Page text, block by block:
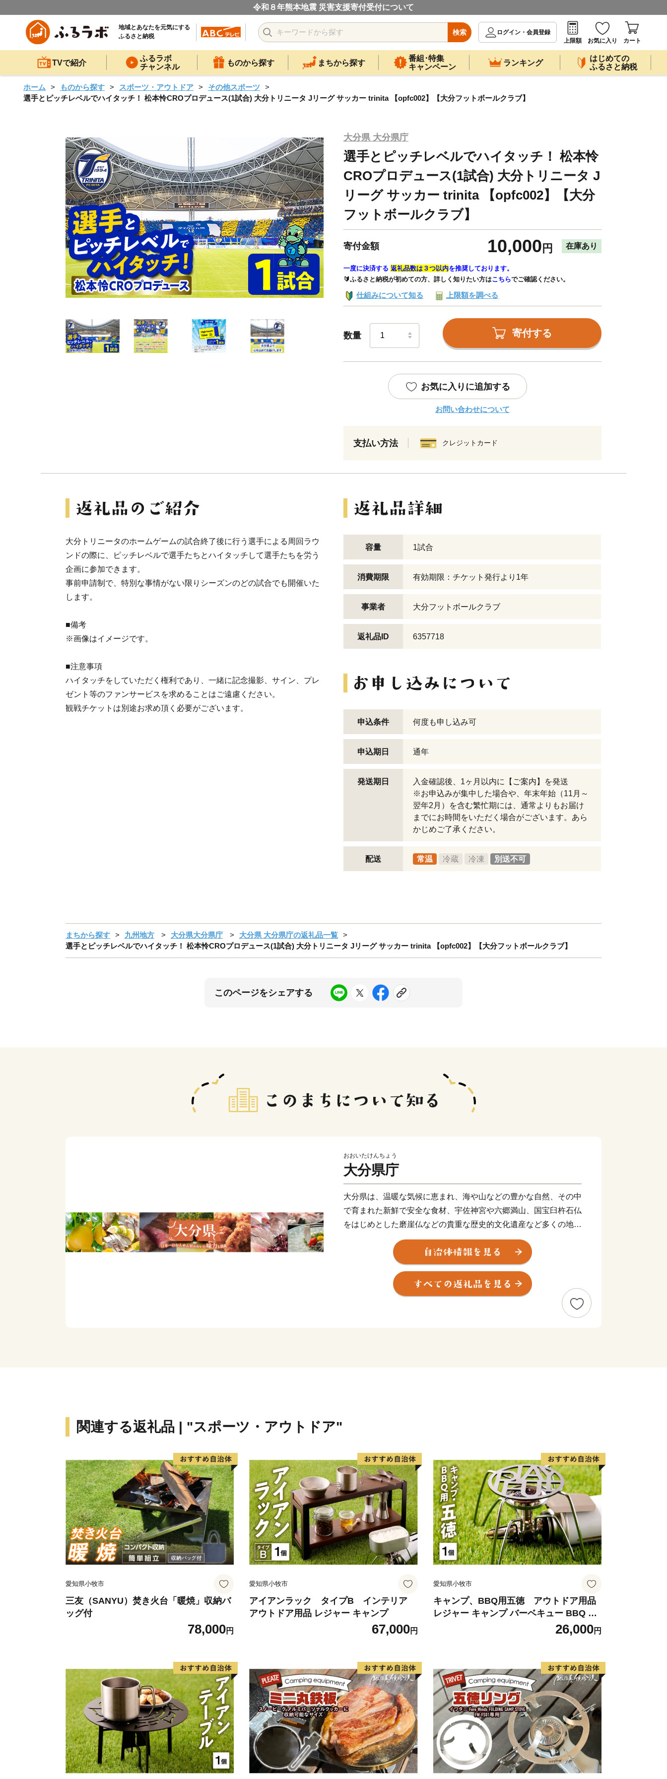
令和８年熊本地震 災害支援寄付受付について
地域とあなたを元気にする
ふるさと納税
検索
ログイン・会員登録
上限額
お気に入り カート
TVで紹介
ふるラボ
チャンネル
ものから探す まちから探す
番組･特集
キャンペーン
ランキング
はじめての
ふるさと納税
ホーム ものから探す スポーツ・アウトドア
その他スポーツ
選手とピッチレベルでハイタッチ！ 松本怜CROプロデュース(1試合) 大分トリニータ Jリーグ サッカー trinita 【opfc002】【大分フットボールクラブ】
大分県 大分県庁
選手とピッチレベルでハイタッチ！ 松本怜
CROプロデュース(1試合) 大分トリニータ J
リーグ サッカー trinita 【opfc002】【大分
フットボールクラブ】
寄付金額 10,000 円 在庫あり
一度に決済する 返礼品数は３つ以内を推奨しております。
🔰ふるさと納税が初めての方、詳しく知りたい方はこちらでご確認ください。
仕組みについて知る 上限額を調べる
数量 寄付する
お気に入りに追加する
お問い合わせについて
支払い方法 クレジットカード
大分トリニータのホームゲームの試合終了後に行う選手による周回ラウ
ンドの際に、ピッチレベルで選手たちとハイタッチして選手たちを労う
企画に参加できます。
事前申請制で、特別な事情がない限りシーズンのどの試合でも開催いた
します。
■備考
※画像はイメージです。
■注意事項
ハイタッチをしていただく権利であり、一緒に記念撮影、サイン、プレ
ゼント等のファンサービスを求めることはご遠慮ください。
観戦チケットは別途お求め頂く必要がございます。
容量 1試合
消費期限 有効期限：チケット発行より1年
事業者 大分フットボールクラブ
返礼品ID 6357718
申込条件 何度も申し込み可
申込期日 通年
発送期日
入金確認後、1ヶ月以内に【ご案内】を発送
※お申込みが集中した場合や、年末年始（11月～
翌年2月）を含む繁忙期には、通常よりもお届け
までにお時間をいただく場合がございます。あら
かじめご了承ください。
配送 常温 冷蔵 冷凍 別送不可
まちから探す 九州地方 大分県大分県庁
大分県 大分県庁の返礼品一覧
選手とピッチレベルでハイタッチ！ 松本怜CROプロデュース(1試合) 大分トリニータ Jリーグ サッカー trinita 【opfc002】【大分フットボールクラブ】
このページをシェアする
おおいたけんちょう
大分県庁
大分県は、温暖な気候に恵まれ、海や山などの豊かな自然、その中
で育まれた新鮮で安全な食材、宇佐神宮や六郷満山、国宝臼杵石仏
をはじめとした磨崖仏などの貴重な歴史的文化遺産など多くの地域
資源があります。
また、なんといっても県内全域に広がる温泉は、日本一の湧出量と
温泉数を誇り、地球上にある１０種類の泉質のうち８種類を有して
関連する返礼品 | "スポーツ・アウトドア"
愛知県小牧市
三友（SANYU）焚き火台「暖焼」収納バ
ッグ付
78,000円
愛知県小牧市
アイアンラック タイプB インテリア
アウトドア用品 レジャー キャンプ
67,000円
愛知県小牧市
キャンプ、BBQ用五徳 アウトドア用品
レジャー キャンプ バーベキュー BBQ 五
26,000円